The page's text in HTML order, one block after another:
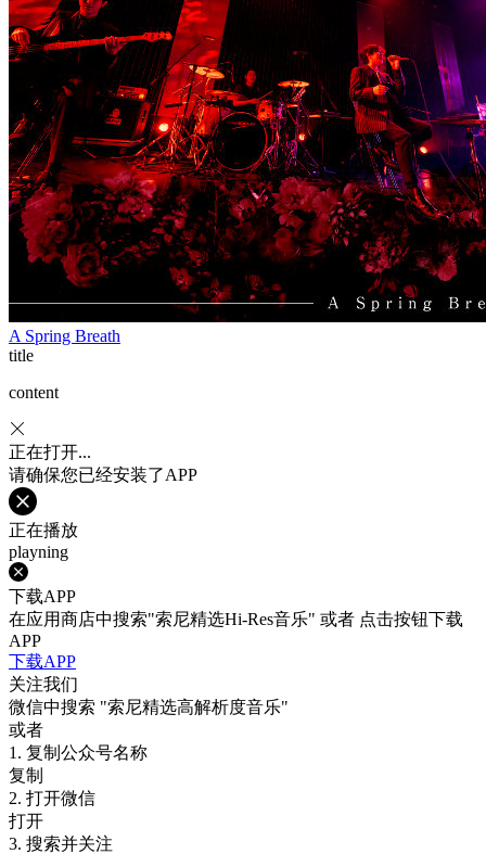
A Spring Breath
title
content
正在打开...
请确保您已经安装了APP
正在播放
playning
下载APP
在应用商店中搜索"索尼精选Hi-Res音乐" 或者 点击按钮下载
APP
下载APP
关注我们
微信中搜索 "索尼精选高解析度音乐"
或者
1. 复制公众号名称
复制
2. 打开微信
打开
3. 搜索并关注